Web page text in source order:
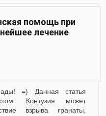
помощь при
лечение
Контузия может
взрыва гранаты,